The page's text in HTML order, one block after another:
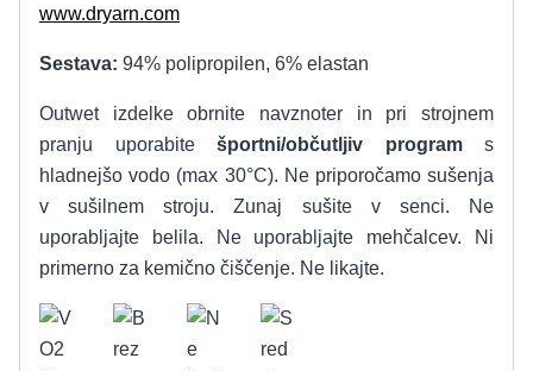
www.dryarn.com
Sestava: 94% polipropilen, 6% elastan
Outwet izdelke obrnite navznoter in pri strojnem
pranju uporabite športni/občutljiv programs
hladnejšo vodo (max 30°C). Ne priporočamo sušenja
v sušilnem stroju. Zunaj sušite v senci. Ne
uporabljajte belila. Ne uporabljajte mehčalcev. Ni
primerno za kemično čiščenje. Ne likajte.